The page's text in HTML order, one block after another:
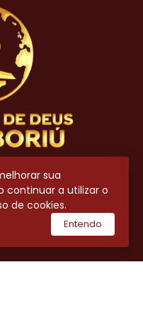
sua
continuar a utilizar o
de cookies.
Entendo
8700